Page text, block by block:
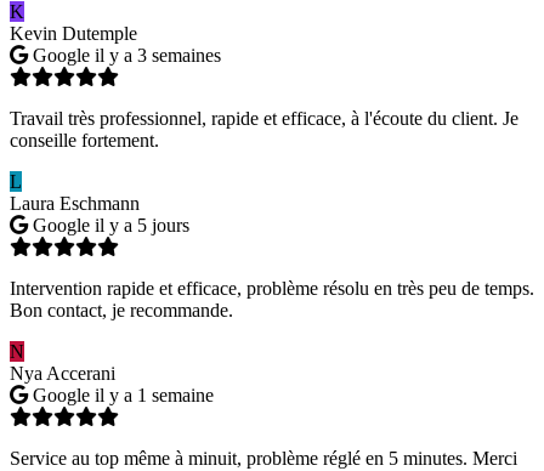
K
Kevin Dutemple
Google il y a 3 semaines
Travail très professionnel, rapide et efficace, à l'écoute du client. Je
conseille fortement.
L
Laura Eschmann
Google il y a 5 jours
Intervention rapide et efficace, problème résolu en très peu de temps.
Bon contact, je recommande.
N
Nya Accerani
Google il y a 1 semaine
Service au top même à minuit, problème réglé en 5 minutes. Merci